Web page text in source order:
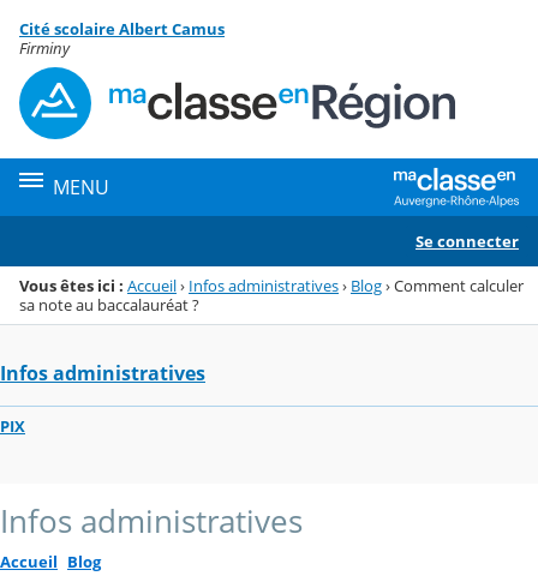
Menu de la rubrique
Contenu
Cité scolaire Albert Camus
Firminy
MENU
Se connecter
Vous êtes ici : Accueil› Infos administratives› Blog›Comment calculer
sa note au baccalauréat ?
Infos administratives
PIX
Infos administratives
Accueil Blog